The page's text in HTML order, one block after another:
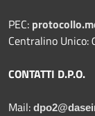
PEC:
Centralino
CONTATTI D.P.O.
Mail: